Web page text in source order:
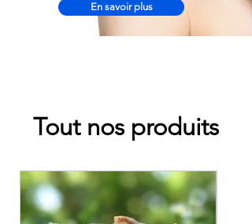
En savoir plus
Tout nos produits